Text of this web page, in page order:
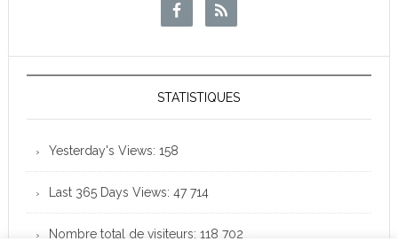
STATISTIQUES
Yesterday's Views: 158
Last 365 Days Views: 47 714
Nombre total de visiteurs: 118 702